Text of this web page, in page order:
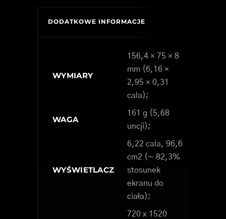
DODATKOWE INFORMACJE
WYMIARY
156,4 × 75 × 8
mm (6,16 ×
2,95 × 0,31
cala);
WAGA
161 g (5,68
uncji);
WYŚWIETLACZ
6,22 cala, 96,6
cm2 (~ 82,3%
stosunek
ekranu do
ciała);
720 x 1520